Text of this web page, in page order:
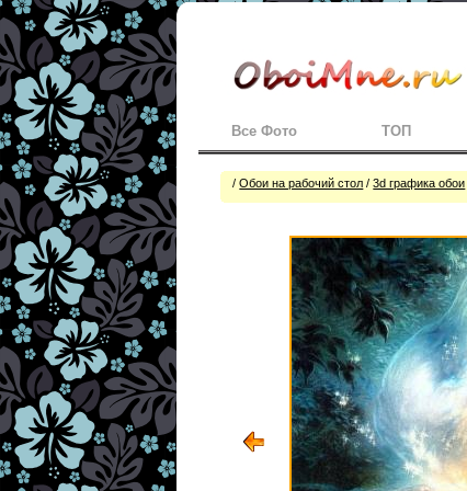
Все Фото ТОП
/Обои на рабочий стол /3d графика обои